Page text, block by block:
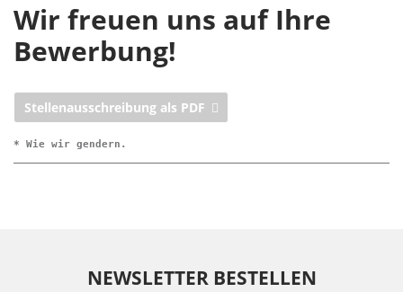
Wir freuen uns auf Ihre
Bewerbung!
Stellenausschreibung als PDF
* Wie wir gendern.
NEWSLETTER BESTELLEN